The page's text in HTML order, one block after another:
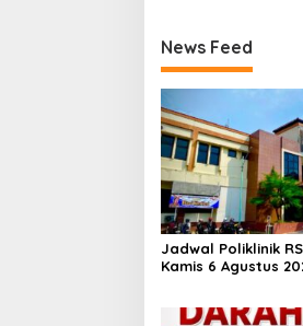
News Feed
Jadwal Poliklinik
Kamis 6 Agustus